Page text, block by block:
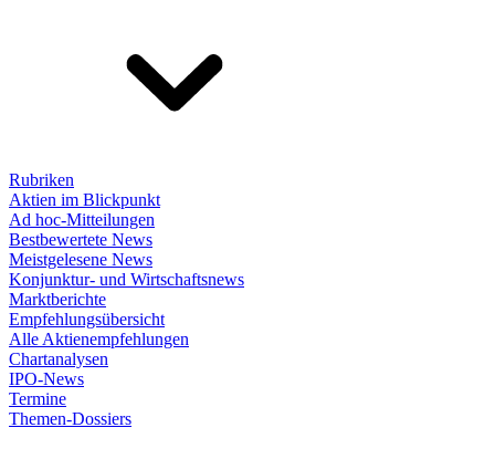
Rubriken
Aktien im Blickpunkt
Ad hoc-Mitteilungen
Bestbewertete News
Meistgelesene News
Konjunktur- und Wirtschaftsnews
Marktberichte
Empfehlungsübersicht
Alle Aktienempfehlungen
Chartanalysen
IPO-News
Termine
Themen-Dossiers